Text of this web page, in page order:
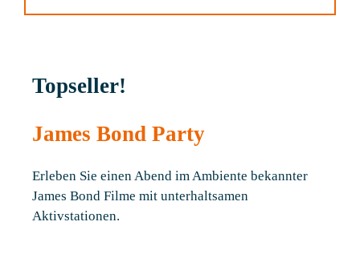
Topseller!
James Bond Party
Erleben Sie einen Abend im Ambiente bekannter
James Bond Filme mit unterhaltsamen
Aktivstationen.